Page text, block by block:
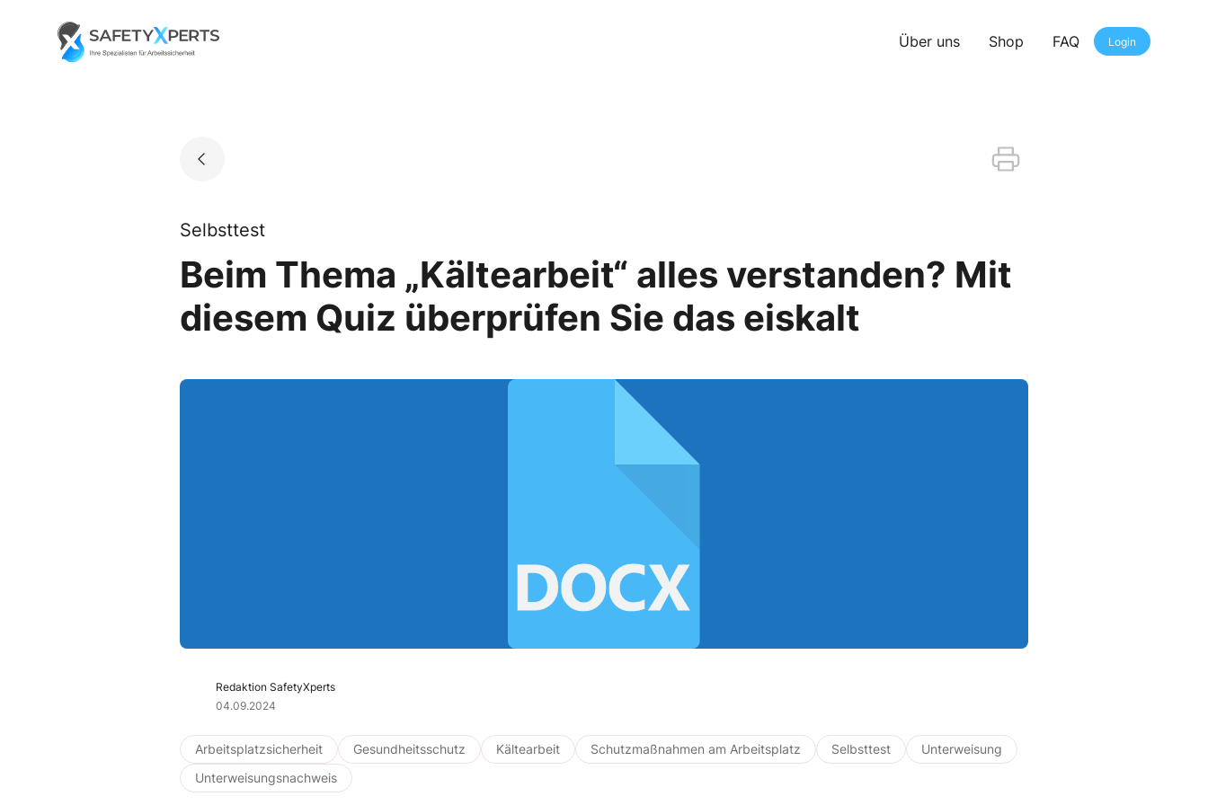
Go to landing page.
Über uns Shop FAQ Login
Selbsttest
Beim Thema „Kältearbeit“ alles verstanden? Mit
diesem Quiz überprüfen Sie das eiskalt
Redaktion SafetyXperts
04.09.2024
Arbeitsplatzsicherheit Gesundheitsschutz Kältearbeit Schutzmaßnahmen am Arbeitsplatz Selbsttest
Unterweisung
Unterweisungsnachweis